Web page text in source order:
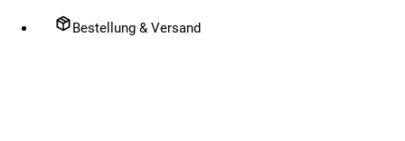
Bestellung & Versand